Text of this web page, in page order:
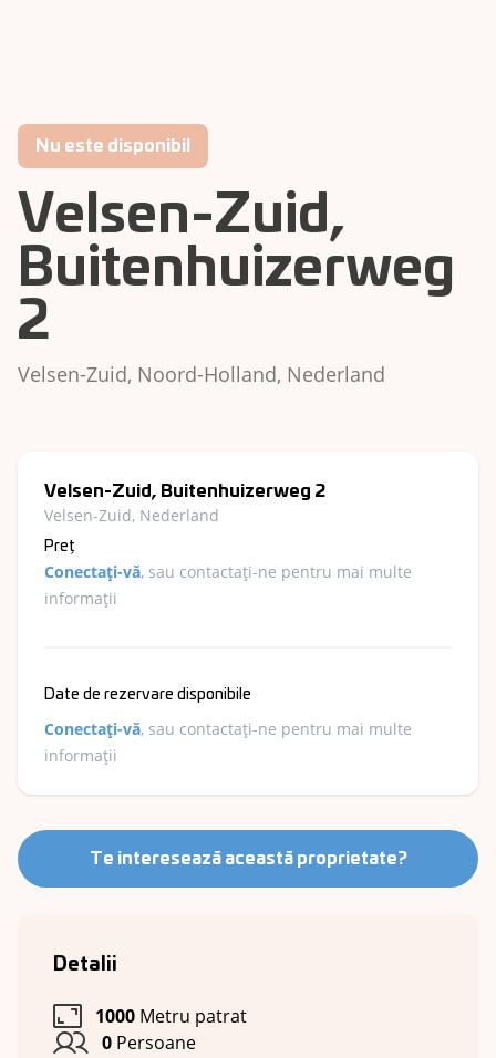
Nu este disponibil
Velsen-Zuid,
Buitenhuizerweg
2
Velsen-Zuid, Noord-Holland, Nederland
Detalii
1000 Metru patrat
0 Persoane
Velsen-Zuid, Buitenhuizerweg 2
Velsen-Zuid, Nederland
Preț
Conectați-vă, sau contactați-ne pentru mai multe
informații
Date de rezervare disponibile
Conectați-vă, sau contactați-ne pentru mai multe
informații
Te interesează această proprietate?